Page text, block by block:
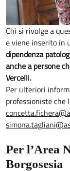
Chi si rivolge a
e viene inserito in
dipendenza
anche a persone
Vercelli.
Per ulteriori
professioniste che
Per l’Area
Borgosesia